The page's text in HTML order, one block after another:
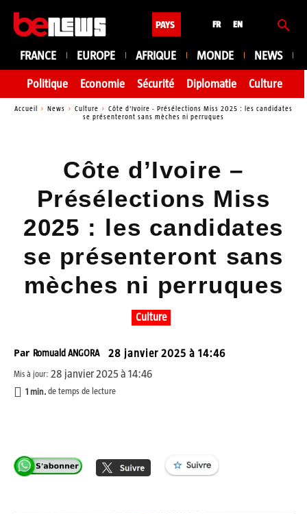
PAYS FR EN
FRANCE EUROPE AFRIQUE MONDE NEWS
Politique Economie Sécurité Diplomatie Culture
Accueil News Culture
Côte d'Ivoire - Présélections Miss 2025 : les candidates
se présenteront sans mèches ni perruques
Côte d’Ivoire –
Présélections Miss
2025 : les candidates
se présenteront sans
mèches ni perruques
Culture
Par Romuald ANGORA 28 janvier 2025 à 14:46
Mis à jour: 28 janvier 2025 à 14:46
1 min. de temps de lecture